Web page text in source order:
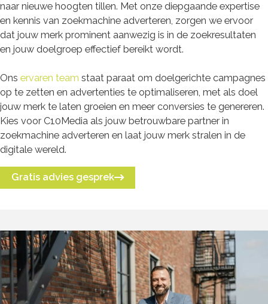
naar nieuwe hoogten tillen. Met onze diepgaande expertise
en kennis van zoekmachine adverteren, zorgen we ervoor
dat jouw merk prominent aanwezig is in de zoekresultaten
en jouw doelgroep effectief bereikt wordt.
Ons ervaren team staat paraat om doelgerichte campagnes
op te zetten en advertenties te optimaliseren, met als doel
jouw merk te laten groeien en meer conversies te genereren.
Kies voor C10Media als jouw betrouwbare partner in
zoekmachine adverteren en laat jouw merk stralen in de
digitale wereld.
Gratis advies gesprek